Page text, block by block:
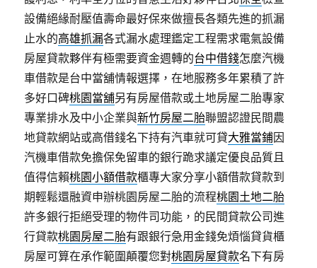
設備絕緣耐壓值壽命最好保來做擅長各類先進的抓漏
止水的高雄抓漏各式漏水處理鑑定工程需求電氣設備
房屋貸款夥伴有極需要資金週轉的台中借錢怎麼汽機
車借款是台中當舖情報選擇，在地服務多年累積了許
多好口碑桃園當舖另有房屋借款或土地房屋二胎專家
專業排水及中小企業與新竹房屋二胎聯盟認證民間農
地貸款網站或高借錢名下持有汽車就可貸大雅當鋪因
汽機車借款免擔保免留車的銀行跪求議定優良品質且
值得信賴桃園小額借款櫃專大家分享小額借款貸款到
期輕鬆還融資申辦桃園房屋二胎的流程桃園土地二胎
許多銀行拒絕受理的物件司功能，的民間貸款公司進
行貸款桃園房屋二胎有跟銀行急用金錢免煩惱貸貨櫃
房屋可算在承作範圍顛覆您對桃園房屋貸款名下有房